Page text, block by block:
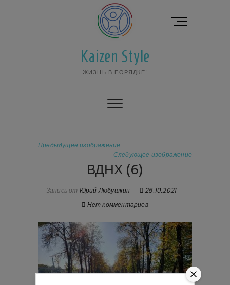
Kaizen Style
ЖИЗНЬ В ПОРЯДКЕ!
К
Предыдущее изображение
Следующее изображение
ВДНХ (6)
Запись от Юрий Любушкин
25.10.2021
Нет комментариев